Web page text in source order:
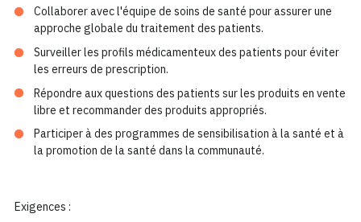
Collaborer avec l'équipe de soins de santé pour assurer une
approche globale du traitement des patients.
Surveiller les profils médicamenteux des patients pour éviter
les erreurs de prescription.
Répondre aux questions des patients sur les produits en vente
libre et recommander des produits appropriés.
Participer à des programmes de sensibilisation à la santé et à
la promotion de la santé dans la communauté.
Exigences :